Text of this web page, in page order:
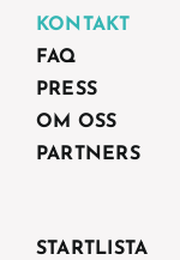
KONTAKT
FAQ
PRESS
OM OSS
PARTNERS
STARTLISTA